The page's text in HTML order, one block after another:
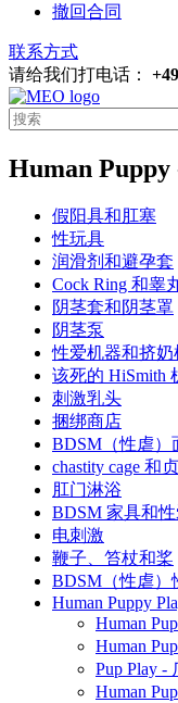
撤回合同
联系方式
请给我们打电话：
Human Puppy
假阳具和肛塞
性玩具
润滑剂和避孕套
Cock Ring 和睾
阴茎套和阴茎罩
阴茎泵
性爱机器和挤奶
该死的 HiSmith
刺激乳头
捆绑商店
BDSM（性虐）
chastity cage 和
肛门淋浴
BDSM 家具和
电刺激
鞭子、笞杖和桨
BDSM（性虐）
Human Puppy
Human
Human
Pup Play -
Human